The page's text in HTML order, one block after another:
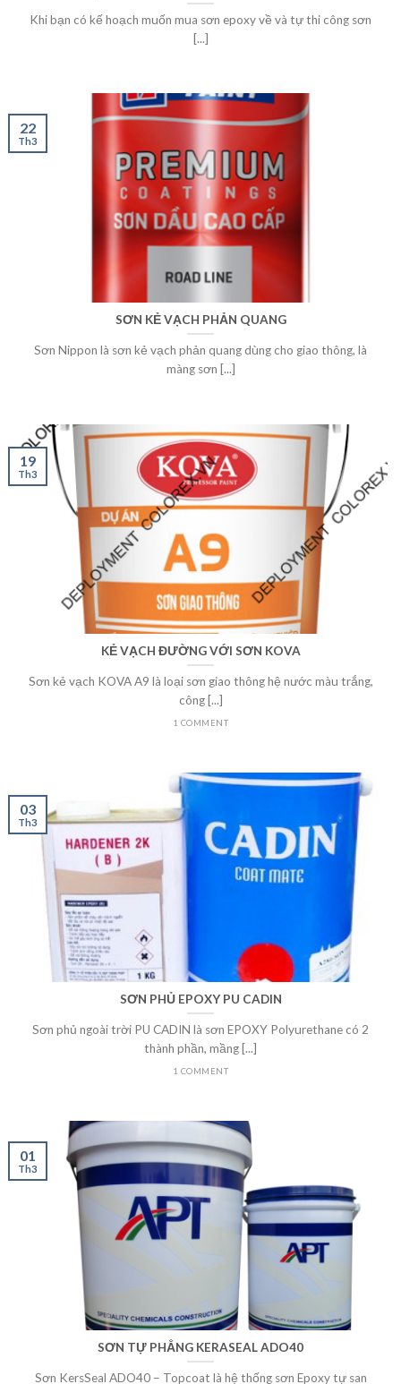
Khi bạn có kế hoạch muốn mua sơn epoxy về và tự thi công sơn
[...]
SƠN KẺ VẠCH PHẢN QUANG
Sơn Nippon là sơn kẻ vạch phản quang dùng cho giao thông, là
màng sơn [...]
22
Th3
KẺ VẠCH ĐƯỜNG VỚI SƠN KOVA
Sơn kẻ vạch KOVA A9 là loại sơn giao thông hệ nước màu trắng,
công [...]
1 COMMENT
19
Th3
SƠN PHỦ EPOXY PU CADIN
Sơn phủ ngoài trời PU CADIN là sơn EPOXY Polyurethane có 2
thành phần, mầng [...]
1 COMMENT
03
Th3
SƠN TỰ PHẲNG KERASEAL ADO40
Sơn KersSeal ADO40 – Topcoat là hệ thống sơn Epoxy tự san
01
Th3